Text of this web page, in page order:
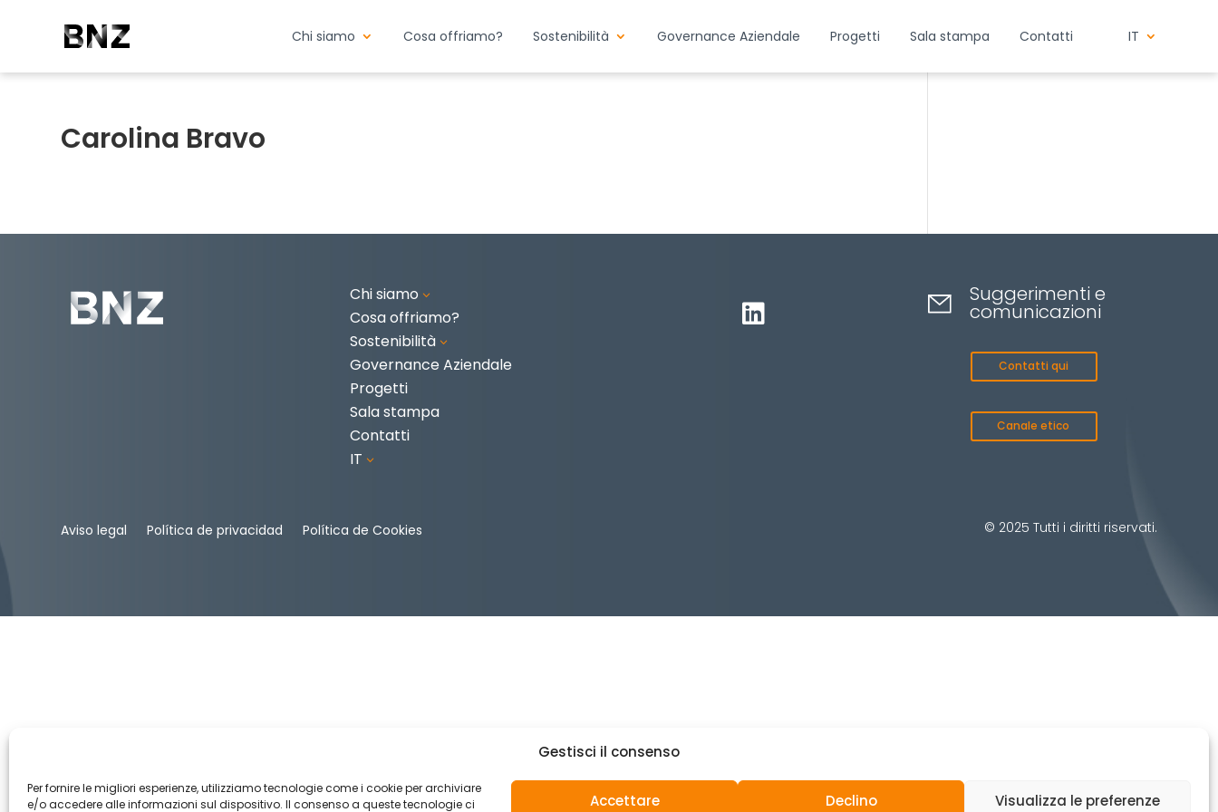
Gestisci il consenso
Per fornire le migliori esperienze, utilizziamo tecnologie come i cookie per archiviare
e/o accedere alle informazioni sul dispositivo. Il consenso a queste tecnologie ci
Accettare Declino Visualizza le preferenze
Chi siamo Cosa offriamo? Sostenibilità Governance Aziendale Progetti Sala stampa Contatti IT
Carolina Bravo
Chi siamo 3
Cosa offriamo?
Sostenibilità 3
Governance Aziendale
Progetti
Sala stampa
Contatti
IT 3

Suggerimenti e
comunicazioni
Contatti qui
Canale etico
Aviso legal Política de privacidad Política de Cookies © 2025 Tutti i diritti riservati.